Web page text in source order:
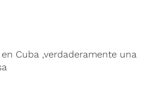
Cuba ,verdaderamente una